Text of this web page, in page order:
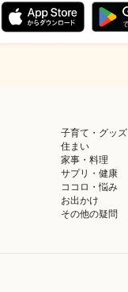
子育て・グッズ
住まい
家事・料理
サプリ・健康
ココロ・悩み
お出かけ
その他の疑問